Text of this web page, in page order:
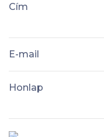
Cím
E-mail
Honlap